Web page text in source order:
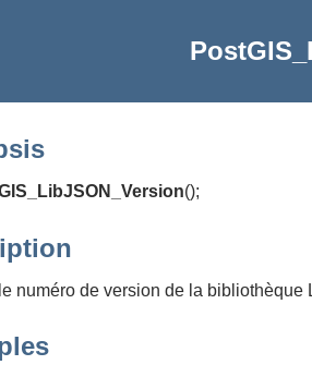
();
numéro de version de la bibliothèque